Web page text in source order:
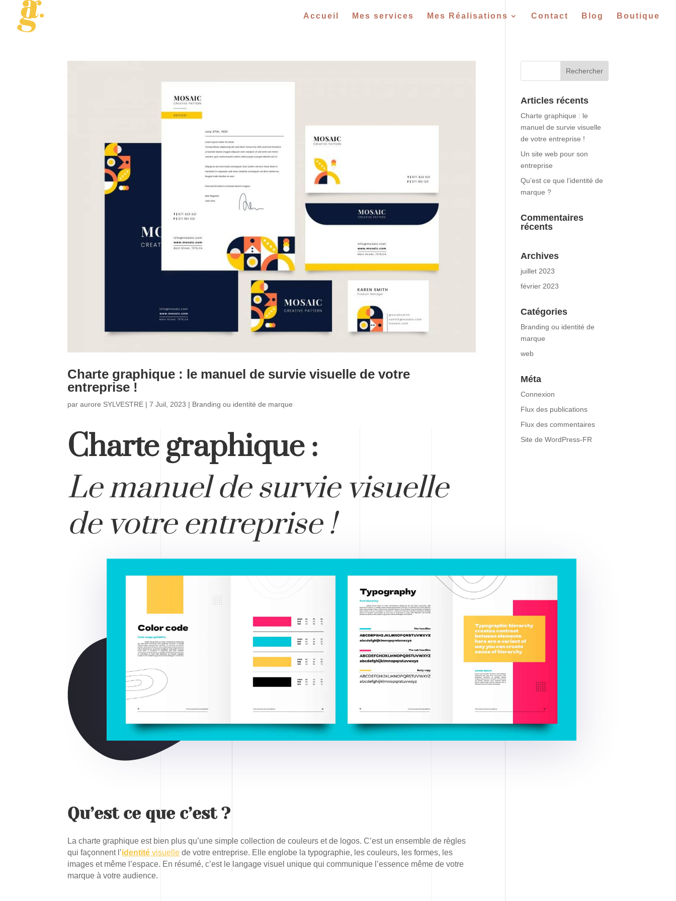
Accueil Mes services Mes Réalisations Contact Blog Boutique
Charte graphique : le manuel de survie visuelle de votre
entreprise !
paraurore SYLVESTRE |7 Juil, 2023 | Branding ou identité de marque
Charte graphique :
Le manuel de survie visuelle
de votre entreprise !
Qu’est ce que c’est ?
La charte graphique est bien plus qu’une simple collection de couleurs et de logos. C’est un ensemble de règles
qui façonnent l’identité visuelle de votre entreprise. Elle englobe la typographie, les couleurs, les formes, les
images et même l’espace. En résumé, c’est le langage visuel unique qui communique l’essence même de votre
marque à votre audience.
Articles récents
Charte graphique : le
manuel de survie visuelle
de votre entreprise !
Un site web pour son
entreprise
Qu’est ce que l’identité de
marque ?
Commentaires
récents
Archives
juillet 2023
février 2023
Catégories
Branding ou identité de
marque
web
Méta
Connexion
Flux des publications
Flux des commentaires
Site de WordPress-FR